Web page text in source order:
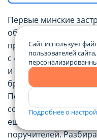
Первые минские
объявили о запуске
программ со ставкой
с «Беларусбанком».
и «СМУ-87» открывают
бронирование
Покупателям
со сниженными
еще и возможность
поручителей.
Сайт использует
пользователей
Подробнее о